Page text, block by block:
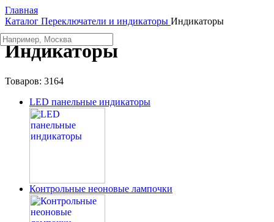
Главная
Каталог Переключатели и индикаторы Индикаторы
Индикаторы
Товаров: 3164
LED панельные индикаторы
Контрольные неоновые лампочки